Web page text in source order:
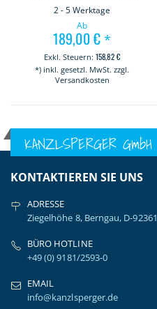
2 - 5 Werktage
Ab
189,00 €*
158,82 €
*) inkl. gesetzl. MwSt. zzgl.
Versandkosten
KANZLSPERGER GmbH
KONTAKTIEREN SIE UNS
ADRESSE
Ziegelhöhe 8, Berngau, D-92361
BÜRO HOTLINE
+49 (0) 9181/2593-0
EMAIL
info@kanzlsperger.de